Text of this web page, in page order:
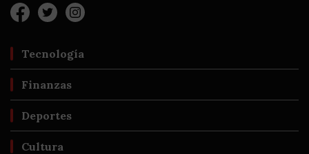
Tecnología
Finanzas
Deportes
Cultura